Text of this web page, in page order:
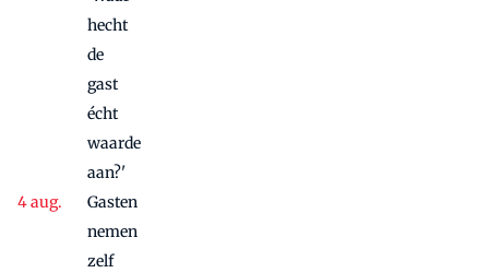
hecht
de
gast
écht
waarde
aan?'
Gasten
nemen
zelf